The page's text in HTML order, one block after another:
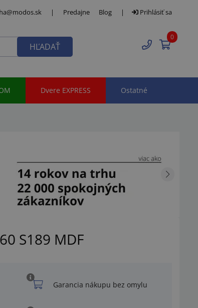
| Predajne Blog | Prihlásiť sa
HĽADAŤ
0
Dvere EXPRESS Ostatné
S189 MDF
Garancia nákupu bez omylu